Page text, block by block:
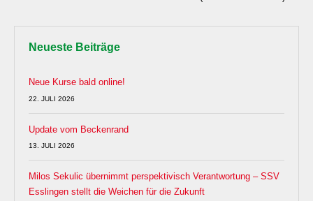
Neueste Beiträge
Neue Kurse bald online!
22. JULI 2026
Update vom Beckenrand
13. JULI 2026
Milos Sekulic übernimmt perspektivisch Verantwortung – SSV
Esslingen stellt die Weichen für die Zukunft